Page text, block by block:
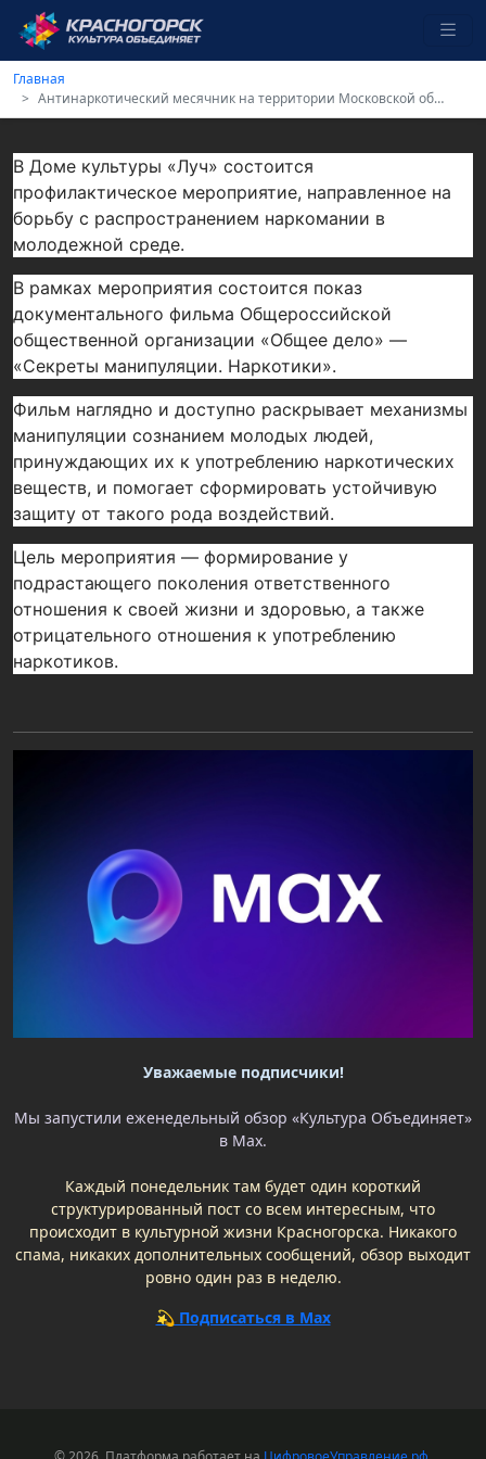
Главная
Антинаркотический месячник на территории Московской области «Не сломай свою судьбу»
В Доме культуры «Луч» состоится
профилактическое мероприятие, направленное на
борьбу с распространением наркомании в
молодежной среде.
В рамках мероприятия состоится показ
документального фильма Общероссийской
общественной организации «Общее дело» —
«Секреты манипуляции. Наркотики».
Фильм наглядно и доступно раскрывает механизмы
манипуляции сознанием молодых людей,
принуждающих их к употреблению наркотических
веществ, и помогает сформировать устойчивую
защиту от такого рода воздействий.
Цель мероприятия — формирование у
подрастающего поколения ответственного
отношения к своей жизни и здоровью, а также
отрицательного отношения к употреблению
наркотиков.
Уважаемые подписчики!
Мы запустили еженедельный обзор «Культура Объединяет»
в Max.
Каждый понедельник там будет один короткий
структурированный пост со всем интересным, что
происходит в культурной жизни Красногорска. Никакого
спама, никаких дополнительных сообщений, обзор выходит
ровно один раз в неделю.
💫 Подписаться в Max